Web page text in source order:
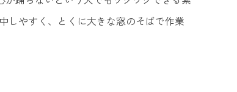
しやすく、とくに大きな窓のそばで作業